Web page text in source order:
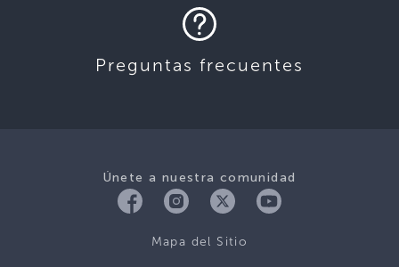
Preguntas frecuentes
Únete a nuestra comunidad
Mapa del Sitio